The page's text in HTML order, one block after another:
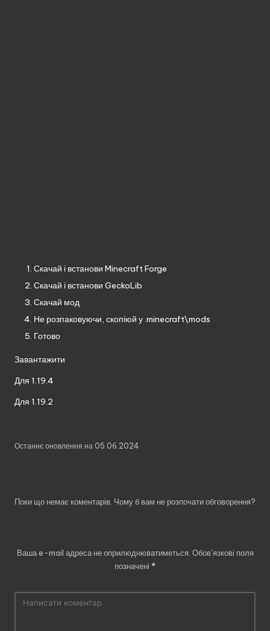
Скачай і встанови Minecraft Forge
Скачай і встанови GeckoLib
Скачай мод
Не розпаковуючи, скопіюй у .minecraft\mods
Готово
Завантажити
Для 1.19.4
Для 1.19.2
Останнє оновлення на 05.06.2024
Поки що немає коментарів. Чому б вам не розпочати обговорення?
Ваша e-mail адреса не оприлюднюватиметься. Обов’язкові поля
позначені *